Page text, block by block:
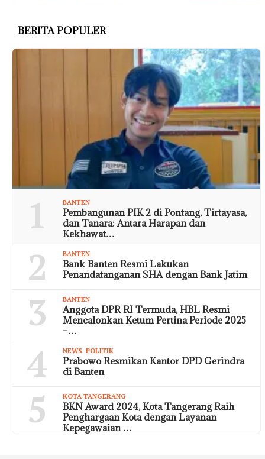
BERITA POPULER
1 BANTEN
Pembangunan PIK 2 di Pontang, Tirtayasa,
dan Tanara: Antara Harapan dan
Kekhawat…
2 BANTEN
Bank Banten Resmi Lakukan
Penandatanganan SHA dengan Bank Jatim
3 BANTEN
Anggota DPR RI Termuda, HBL Resmi
Mencalonkan Ketum Pertina Periode 2025
–…
4 NEWS, POLITIK
Prabowo Resmikan Kantor DPD Gerindra
di Banten
5 KOTA TANGERANG
BKN Award 2024, Kota Tangerang Raih
Penghargaan Kota dengan Layanan
Kepegawaian …